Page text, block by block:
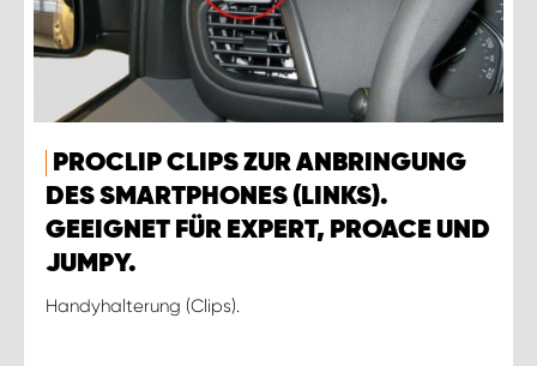
PROCLIP CLIPS ZUR ANBRINGUNG
DES SMARTPHONES (LINKS).
GEEIGNET FÜR EXPERT, PROACE UND
JUMPY.
Handyhalterung (Clips).